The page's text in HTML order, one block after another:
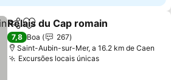
PartilharAdicionar aos favoritos
Relais du Cap romain
7,8 Boa
267
Saint-Aubin-sur-Mer, a 16.2 km de Caen
Excursões locais únicas